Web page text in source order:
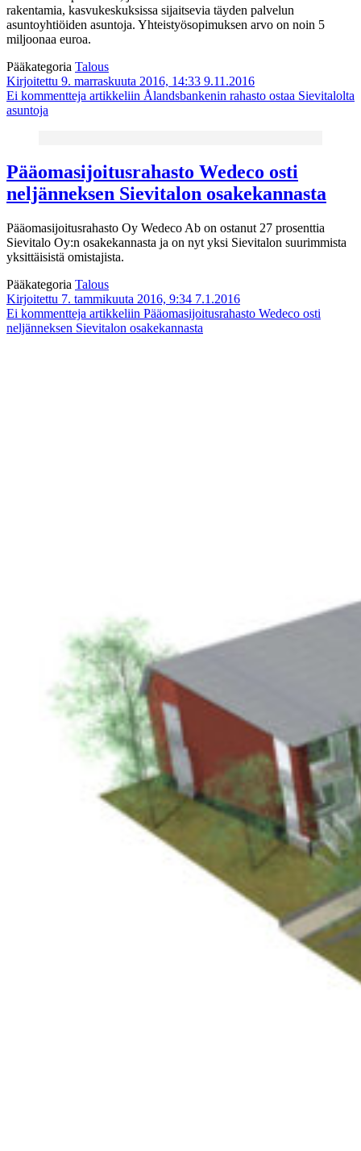
rakentamia, kasvukeskuksissa sijaitsevia täyden palvelun
asuntoyhtiöiden asuntoja. Yhteistyösopimuksen arvo on noin 5
miljoonaa euroa.
Pääkategoria Talous
Kirjoitettu 9. marraskuuta 2016, 14:33 9.11.2016
Ei kommentteja artikkeliin Ålandsbankenin rahasto ostaa Sievitalolta
asuntoja
Pääomasijoitusrahasto Wedeco osti
neljänneksen Sievitalon osakekannasta
Pääomasijoitusrahasto Oy Wedeco Ab on ostanut 27 prosenttia
Sievitalo Oy:n osakekannasta ja on nyt yksi Sievitalon suurimmista
yksittäisistä omistajista.
Pääkategoria Talous
Kirjoitettu 7. tammikuuta 2016, 9:34 7.1.2016
Ei kommentteja artikkeliin Pääomasijoitusrahasto Wedeco osti
neljänneksen Sievitalon osakekannasta